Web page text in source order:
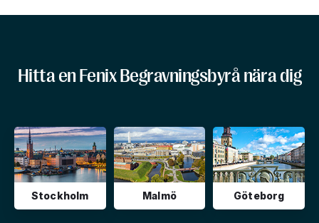
Hitta en Fenix Begravningsbyrå nära dig
Stockholm Malmö Göteborg